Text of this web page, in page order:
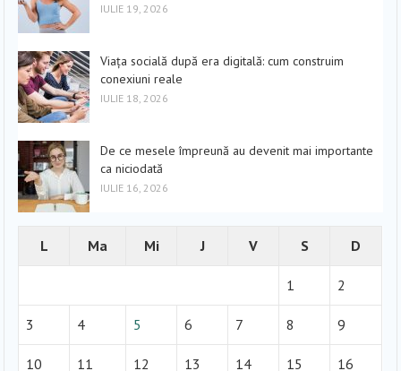
IULIE 19, 2026
Viața socială după era digitală: cum construim
conexiuni reale
IULIE 18, 2026
De ce mesele împreună au devenit mai importante
ca niciodată
IULIE 16, 2026
L Ma Mi J V S D
1 2
3 4 5 6 7 8 9
10 11 12 13 14 15 16